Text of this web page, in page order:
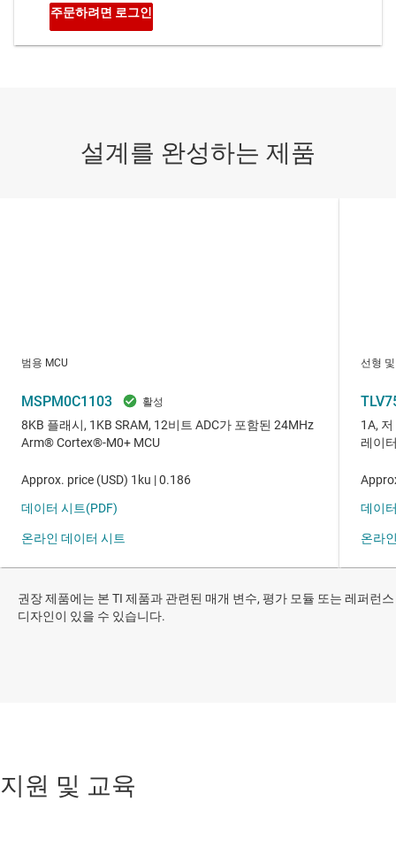
권장 제품에는 본 TI 제품과 관련된 매개 변수, 평가 모듈 또는 레퍼런스
디자인이 있을 수 있습니다.
지원 및 교육